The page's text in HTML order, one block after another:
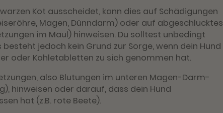
Kot ausscheidet, kann dies auf Schädigungen
Magen, Dünndarm) oder auf abgeschlucktes
im Maul) hinweisen. Du solltest unbedingt
jedoch kein Grund zur Sorge, wenn dein Hund
oder Kohletabletten zu sich genommen hat.
also Blutungen im unteren Magen-Darm-
hinweisen oder darauf, dass dein Hund
hat (z.B. rote Beete).